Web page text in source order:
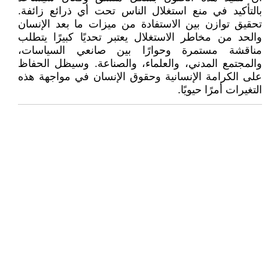
بالتأكيد في منع استغلال الناس تحت أي ذرائع زائفة.
تحقيق توازن بين الاستفادة من ميزات ما بعد الإنسان
والحد من مخاطر الاستغلال يعتبر تحديًا كبيرًا يتطلب
مناقشة مستمرة وحوارًا بين صانعي السياسات،
والمجتمع المدني، والعلماء، والصناعة. وسيظل الحفاظ
على الكرامة الإنسانية وحقوق الإنسان في مواجهة هذه
التغيرات أمرًا حيويًا.